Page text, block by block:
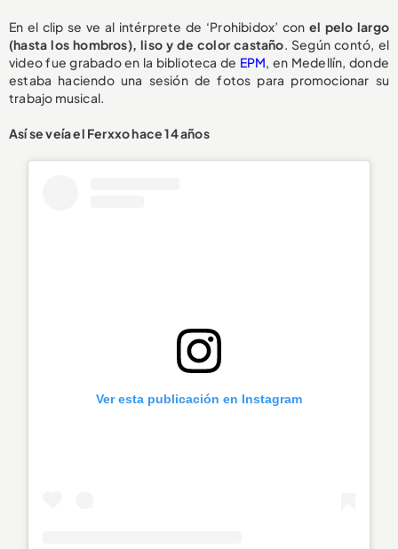
En el clip se ve al intérprete de ‘Prohibidox’ con el pelo largo
(hasta los hombros), liso y de color castaño. Según contó, el
video fue grabado en la biblioteca de EPM, en Medellín, donde
estaba haciendo una sesión de fotos para promocionar su
trabajo musical.
Así se veía el Ferxxo hace 14 años
Ver esta publicación en Instagram